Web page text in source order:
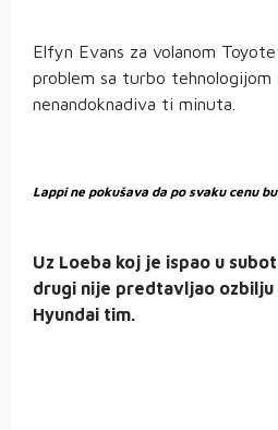
Elfyn Evans za volanom
problem sa turbo tehnologijom
nenandoknadiva ti minuta.
Lappi ne pokušava da po svaku cenu
Uz Loeba koj je ispao u
drugi nije predtavljao ozbilju
Hyundai tim.